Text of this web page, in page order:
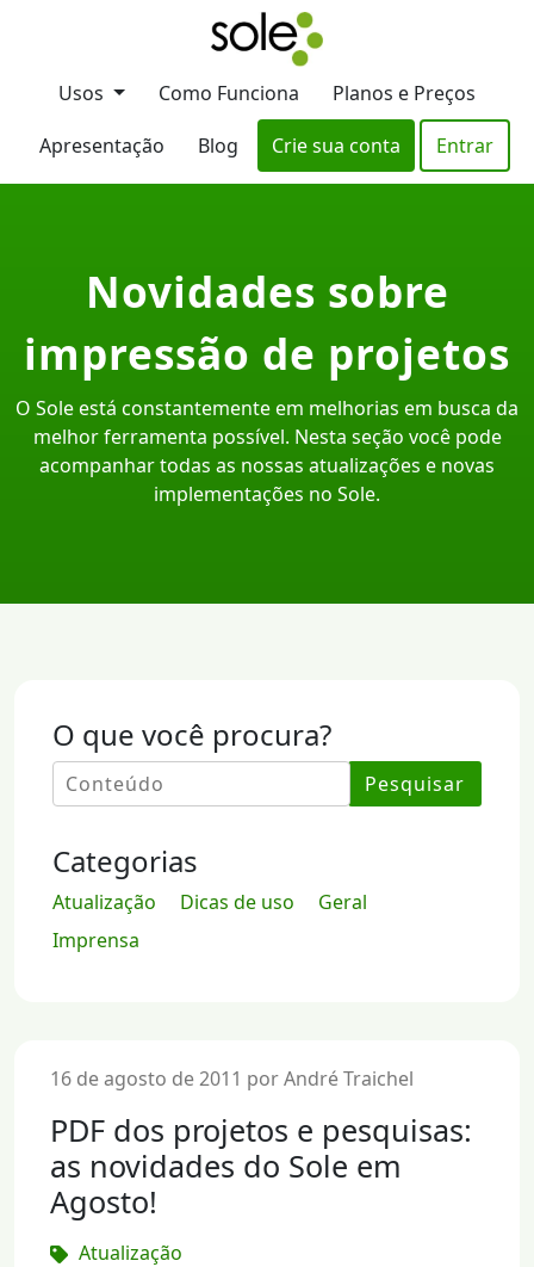
Usos Como Funciona
Planos e Preços
Apresentação
Blog Crie sua conta Entrar
Novidades sobre
impressão de projetos
O Sole está constantemente em melhorias em busca da
melhor ferramenta possível. Nesta seção você pode
acompanhar todas as nossas atualizações e novas
implementações no Sole.
O que você procura?
Pesquisar
Categorias
Atualização Dicas de uso
Geral
Imprensa
16 de agosto de 2011 por André Traichel
PDF dos projetos e pesquisas:
as novidades do Sole em
Agosto!
Atualização